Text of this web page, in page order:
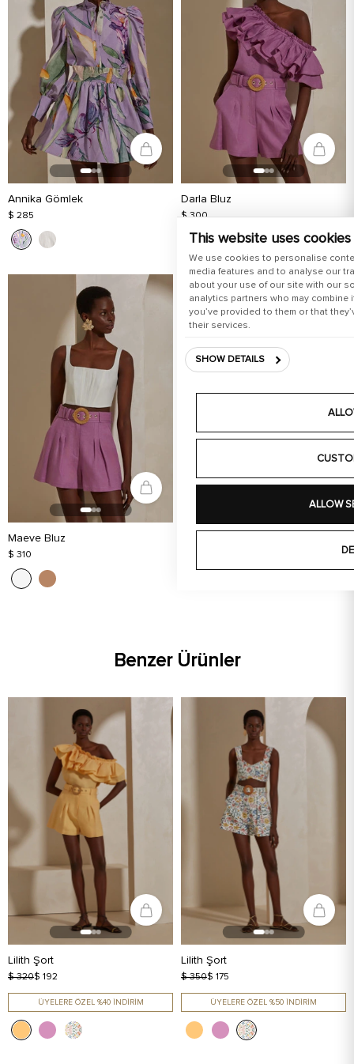
This website uses cookies
We use cookies to personalise
media features and to analyse our
about your use of our site with our
analytics partners who may
you’ve provided to them or that
their services.
SHOW DETAILS
ALLOW
Annika Gömlek
$ 285
Darla Bluz
$ 300
Maeve Bluz
$ 310
Benzer Ürünler
Lilith Şort
$ 320$ 192
ÜYELERE ÖZEL %40 İNDİRİM
Lilith Şort
$ 350$ 175
ÜYELERE ÖZEL %50 İNDİRİM